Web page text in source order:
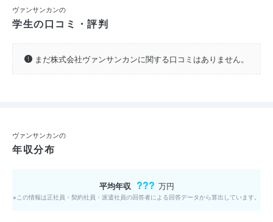
ヴァンサンカンの
学生の口コミ・評判
まだ株式会社ヴァンサンカンに関する口コミはありません。
ヴァンサンカンの
年収分布
平均年収 ??? 万円
※この情報は正社員・契約社員・派遣社員の回答者による回答データから算出しています。